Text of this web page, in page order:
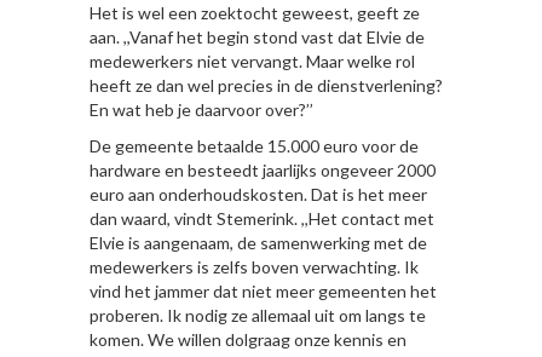
Het is wel een zoektocht geweest, geeft ze
aan. ,,Vanaf het begin stond vast dat Elvie de
medewerkers niet vervangt. Maar welke rol
heeft ze dan wel precies in de dienstverlening?
En wat heb je daarvoor over?’’
De gemeente betaalde 15.000 euro voor de
hardware en besteedt jaarlijks ongeveer 2000
euro aan onderhoudskosten. Dat is het meer
dan waard, vindt Stemerink. ,,Het contact met
Elvie is aangenaam, de samenwerking met de
medewerkers is zelfs boven verwachting. Ik
vind het jammer dat niet meer gemeenten het
proberen. Ik nodig ze allemaal uit om langs te
komen. We willen dolgraag onze kennis en